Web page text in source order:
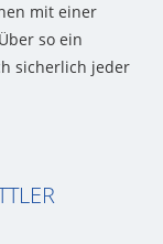
mit einer
so ein
sicherlich jeder